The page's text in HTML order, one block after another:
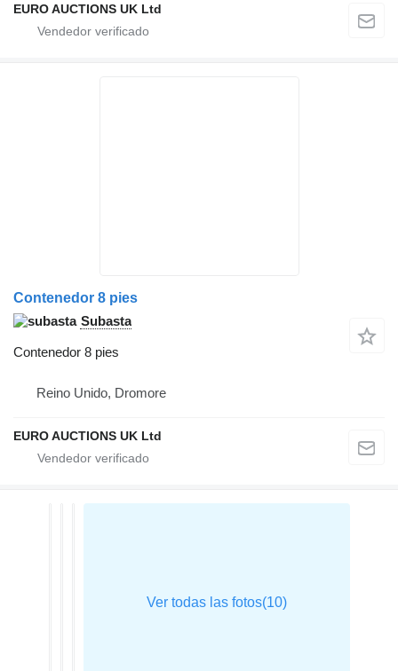
EURO AUCTIONS UK Ltd
Contenedor 8 pies
Subasta
Contenedor 8 pies
Reino Unido, Dromore
EURO AUCTIONS UK Ltd